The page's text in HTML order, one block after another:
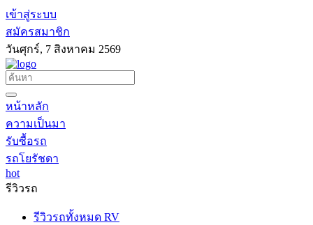
เข้าสู่ระบบ
สมัครสมาชิก
วันศุกร์, 7 สิงหาคม 2569
หน้าหลัก
ความเป็นมา
รับซื้อรถ
รถโยรัชดา
hot
รีวิวรถ
รีวิวรถทั้งหมด RV